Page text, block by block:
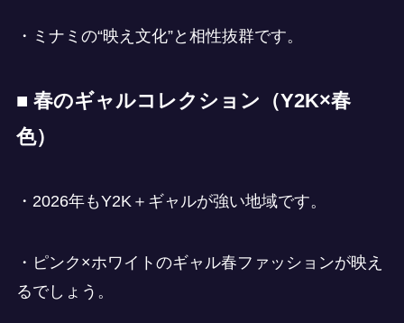
・ミナミの“映え文化”と相性抜群です。
■ 春のギャルコレクション（Y2K×春
色）
・2026年もY2K＋ギャルが強い地域です。
・ピンク×ホワイトのギャル春ファッションが映え
るでしょう。